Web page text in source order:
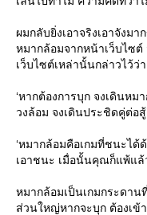
ผมกลับยิ่งเอาจริงเอาจังม
หมากล้อมจากหน้าเว็บไซ
เว็บไซต์เหล่านั้นกล่าวไว้ว่า
‘หากต้องการบุก จงเดินห
วงล้อม จงเดินประชิดคู่ต่อสู้
‘หมากล้อมคือเกมที่ชนะได้
เอาชนะ เมื่อนั้นคุณก็แพ้แล้
หมากล้อมเป็นเกมกระดาน
ส่วนใหญ่หากจะบุก ต้องเ